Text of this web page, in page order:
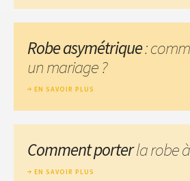
Robe asymétrique:
un mariage ?
EN SAVOIR PLUS
Comment porterla robe
EN SAVOIR PLUS